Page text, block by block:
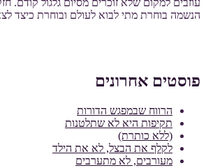
הנשמה בוחרת מתי לבוא לעולם ובוחרת כיצד
פוסטים אחרונים
הרווח שבמפגש הדורות
תקיפות היא לא שתלטנות
(ללא כותרת)
לקלף את הבצל, לא את הילד
מעורבים, לא מתערבים